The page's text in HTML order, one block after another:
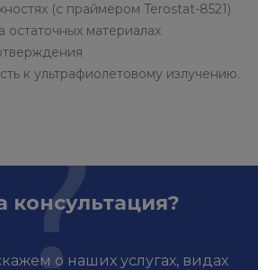
(с праймером Terostat-8521)
остаточных материалах
к ультрафиолетовому излучению.
консультация?
о наших услугах, видах